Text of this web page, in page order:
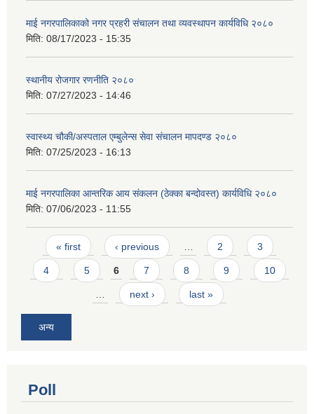
माई नगरपालिकाको नगर प्रहरी संचालन तथा व्यवस्थापन कार्यविधि २०८०
मिति: 08/17/2023 - 15:35
स्थानीय रोजगार रणनीति २०८०
मिति: 07/27/2023 - 14:46
स्वास्थ्य चौकी/अस्पताल एम्बुलेन्स सेवा संचालन मापदण्ड २०८०
मिति: 07/25/2023 - 16:13
माई नगरपालिका आन्तरिक आय संकलन (ठेक्का बन्दोवस्त) कार्यविधि २०८०
मिति: 07/06/2023 - 11:55
Pages
« first ‹ previous … 2 3
4 5 6 7 8 9 10
… next › last »
अन्य
Poll